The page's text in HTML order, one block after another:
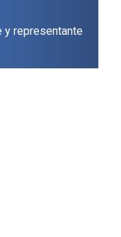
y representante